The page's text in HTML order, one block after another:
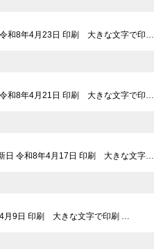
和8年4月23日 印刷 大きな文字で印…
和8年4月21日 印刷 大きな文字で印…
日 令和8年4月17日 印刷 大きな文字…
月9日 印刷 大きな文字で印刷 …